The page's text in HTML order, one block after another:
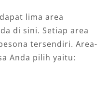
lima area
di sini. Setiap area
tersendiri. Area-
Anda pilih yaitu: